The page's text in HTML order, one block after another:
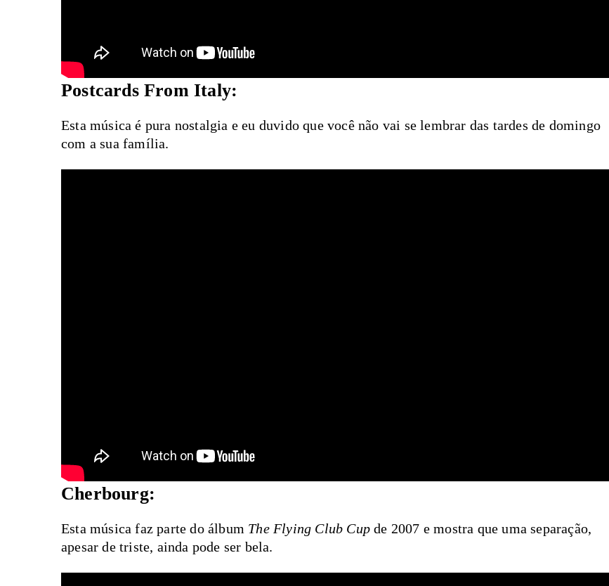
Postcards From Italy:
Esta música é pura nostalgia e eu duvido que você não vai se lembrar das tardes de domingo
com a sua família.
Cherbourg:
Esta música faz parte do álbum The Flying Club Cup de 2007 e mostra que uma separação,
apesar de triste, ainda pode ser bela.